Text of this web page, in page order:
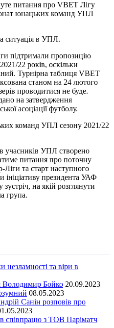
питання про VBET Лігу
юнацьких команд УПЛ
ситуація в УПЛ.
підтримали пропозицію
22 років, оскільки
Турнірна таблиця VBET
станом на 24 лютого
проводитися не буде.
на затвердження
асоціації футболу.
команд УПЛ сезону 2021/22
учасників УПЛ створено
питання про поточну
Ліги та старт наступного
президента УАФ
на якій розглянути
група.
та віри в
Володимир Бойко 20.09.2023
08.05.2023
Санін розповів про
співпрацю з ТОВ Паріматч